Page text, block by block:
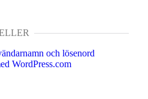
och lösenord
WordPress.com